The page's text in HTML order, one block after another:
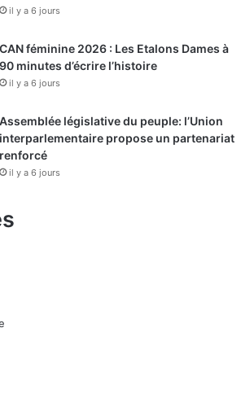
il y a 6 jours
CAN féminine 2026 : Les Etalons Dames à
90 minutes d’écrire l’histoire
il y a 6 jours
Assemblée législative du peuple: l’Union
interparlementaire propose un partenariat
renforcé
il y a 6 jours